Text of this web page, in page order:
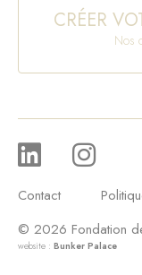
CRÉER
Nos
Contact
© 2026 Fondation
website : Bunker Palace